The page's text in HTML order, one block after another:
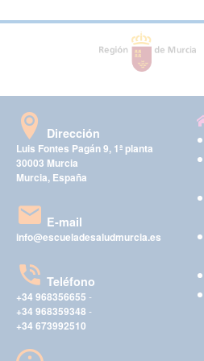
Dirección
Luis Fontes Pagán 9, 1ª planta
30003 Murcia
Murcia, España
E-mail
info@escueladesaludmurcia.es
Teléfono
+34 968356655 -
+34 968359348 -
+34 673992510